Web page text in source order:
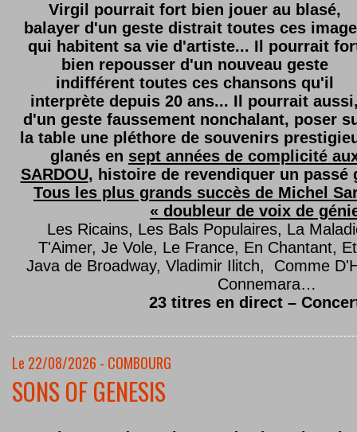
Virgil pourrait fort bien jouer au blasé,
balayer d'un geste distrait toutes ces
qui habitent sa vie d'artiste... Il pourrait
bien repousser d'un nouveau geste
indifférent toutes ces chansons qu'il
interprète depuis 20 ans... Il pourrait
d'un geste faussement nonchalant, poser
la table une pléthore de souvenirs
glanés en sept années de complicité
SARDOU, histoire de revendiquer un passé
Tous les plus grands succès de Michel
« doubleur de voix de
Les Ricains, Les Bals Populaires, La
T'Aimer, Je Vole, Le France, En Chantant,
Java de Broadway, Vladimir Ilitch, Comme
Connemara…
23 titres en direct –
Le 22/08/2026 - COMBOURG
SONS OF GENESIS